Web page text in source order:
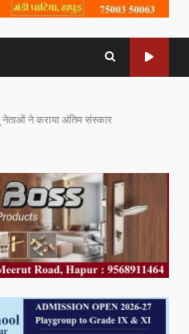
नेताओं ने कराया अंतिम संस्कार